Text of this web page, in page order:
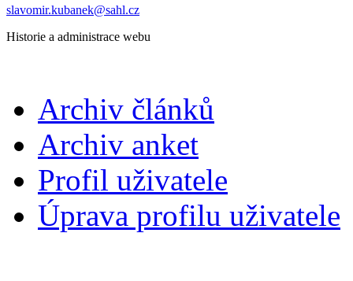
slavomir.kubanek@sahl.cz
Historie a administrace webu
Archiv článků
Archiv anket
Profil uživatele
Úprava profilu uživatele